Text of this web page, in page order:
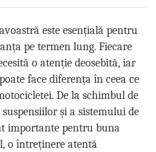
este esențială pentru
pe termen lung. Fiecare
o atenție deosebită, iar
face diferența în ceea ce
De la schimbul de
și a sistemului de
importante pentru buna
o întreținere atentă